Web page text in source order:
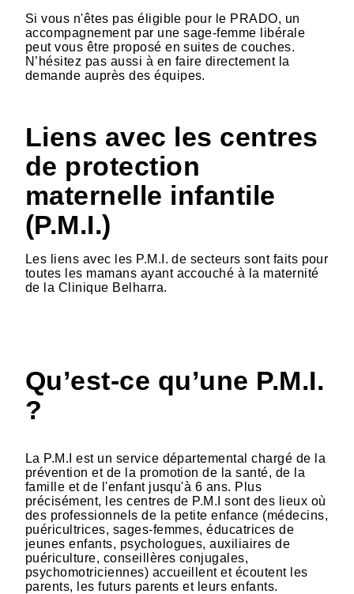
Si vous n'êtes pas éligible pour le PRADO, un
accompagnement par une sage-femme libérale
peut vous être proposé en suites de couches.
N’hésitez pas aussi à en faire directement la
demande auprès des équipes.
Liens avec les centres
de protection
maternelle infantile
(P.M.I.)
Les liens avec les P.M.I. de secteurs sont faits pour
toutes les mamans ayant accouché à la maternité
de la Clinique Belharra.
Qu’est-ce qu’une P.M.I.
?
La P.M.I est un service départemental chargé de la
prévention et de la promotion de la santé, de la
famille et de l'enfant jusqu'à 6 ans. Plus
précisément, les centres de P.M.I sont des lieux où
des professionnels de la petite enfance (médecins,
puéricultrices, sages-femmes, éducatrices de
jeunes enfants, psychologues, auxiliaires de
puériculture, conseillères conjugales,
psychomotriciennes) accueillent et écoutent les
parents, les futurs parents et leurs enfants.